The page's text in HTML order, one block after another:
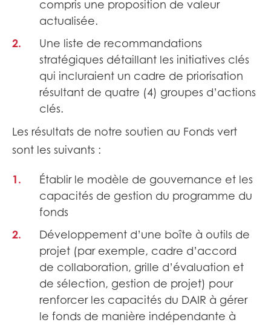
compris une proposition de valeur
actualisée.​
Une liste de recommandations
stratégiques détaillant les initiatives clés
qui incluraient un cadre de priorisation
résultant de quatre (4) groupes d’actions
clés. ​
Les résultats de notre soutien au Fonds vert
sont les suivants :​
Établir le modèle de gouvernance et les
capacités de gestion du programme du
fonds​
Développement d’une boîte à outils de
projet (par exemple, cadre d’accord
de collaboration, grille d’évaluation et
de sélection, gestion de projet) pour
renforcer les capacités du DAIR à gérer
le fonds de manière indépendante à